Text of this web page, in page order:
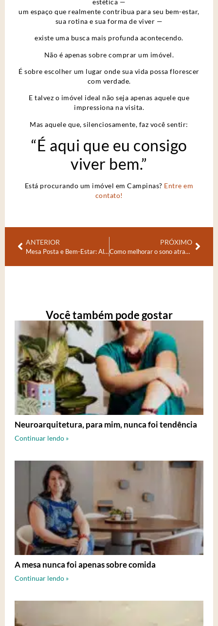
um espaço que realmente contribua para seu bem-estar,
sua rotina e sua forma de viver —
existe uma busca mais profunda acontecendo.
Não é apenas sobre comprar um imóvel.
É sobre escolher um lugar onde sua vida possa florescer
com verdade.
E talvez o imóvel ideal não seja apenas aquele que
impressiona na visita.
Mas aquele que, silenciosamente, faz você sentir:
“É aqui que eu consigo
viver bem.”
Está procurando um imóvel em Campinas? Entre em
contato!
ANTERIOR
Mesa Posta e Bem-Estar: Alimentando Corpo, Mente e Emoções
PRÓXIMO
Como melhorar o sono através do ambiente da casa
Você também pode gostar
Neuroarquitetura, para mim, nunca foi tendência
Continuar lendo »
A mesa nunca foi apenas sobre comida
Continuar lendo »